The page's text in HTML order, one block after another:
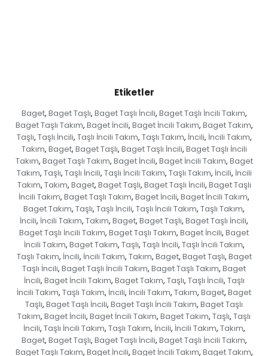
Etiketler
Baget, Baget Taşlı, Baget Taşlı İncili, Baget Taşlı İncili Takım,
Baget Taşlı Takım, Baget İncili, Baget İncili Takım, Baget Takım,
Taşlı, Taşlı İncili, Taşlı İncili Takım, Taşlı Takım, İncili, İncili Takım,
Takım, Baget, Baget Taşlı, Baget Taşlı İncili, Baget Taşlı İncili
Takım, Baget Taşlı Takım, Baget İncili, Baget İncili Takım, Baget
Takım, Taşlı, Taşlı İncili, Taşlı İncili Takım, Taşlı Takım, İncili, İncili
Takım, Takım, Baget, Baget Taşlı, Baget Taşlı İncili, Baget Taşlı
İncili Takım, Baget Taşlı Takım, Baget İncili, Baget İncili Takım,
Baget Takım, Taşlı, Taşlı İncili, Taşlı İncili Takım, Taşlı Takım,
İncili, İncili Takım, Takım, Baget, Baget Taşlı, Baget Taşlı İncili,
Baget Taşlı İncili Takım, Baget Taşlı Takım, Baget İncili, Baget
İncili Takım, Baget Takım, Taşlı, Taşlı İncili, Taşlı İncili Takım,
Taşlı Takım, İncili, İncili Takım, Takım, Baget, Baget Taşlı, Baget
Taşlı İncili, Baget Taşlı İncili Takım, Baget Taşlı Takım, Baget
İncili, Baget İncili Takım, Baget Takım, Taşlı, Taşlı İncili, Taşlı
İncili Takım, Taşlı Takım, İncili, İncili Takım, Takım, Baget, Baget
Taşlı, Baget Taşlı İncili, Baget Taşlı İncili Takım, Baget Taşlı
Takım, Baget İncili, Baget İncili Takım, Baget Takım, Taşlı, Taşlı
İncili, Taşlı İncili Takım, Taşlı Takım, İncili, İncili Takım, Takım,
Baget, Baget Taşlı, Baget Taşlı İncili, Baget Taşlı İncili Takım,
Baget Taşlı Takım, Baget İncili, Baget İncili Takım, Baget Takım,